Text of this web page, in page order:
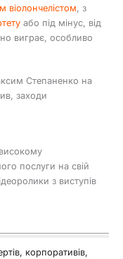
віолончелістом, з
або під мінус, від
виграє, особливо
Степаненко на
заходи
послуги на свій
з виступів
корпоративів,